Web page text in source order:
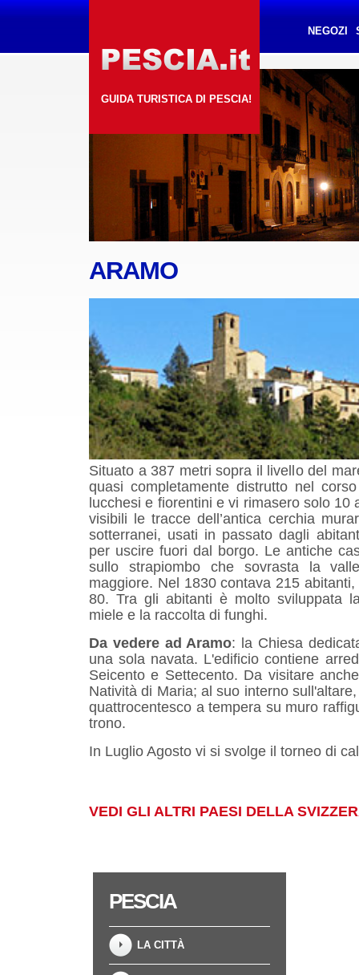
GUIDA TURISTICA DI PESCIA!
NEGOZI
ARAMO
Situato a 387 metri sopra il livello del
quasi completamente distrutto nel
lucchesi e fiorentini e vi rimasero solo 10
visibili le tracce dell’antica cerchia
sotterranei, usati in passato dagli
per uscire fuori dal borgo. Le antiche
sullo strapiombo che sovrasta la
maggiore. Nel 1830 contava 215
80. Tra gli abitanti è molto sviluppata
miele e la raccolta di funghi.
Da vedere ad Aramo: la Chiesa
una sola navata. L'edificio contiene
Seicento e Settecento. Da visitare
Natività di Maria; al suo interno
quattrocentesco a tempera su muro
trono.
In Luglio Agosto vi si svolge il torneo di
VEDI GLI ALTRI PAESI DELLA
PESCIA
LA CITTÀ